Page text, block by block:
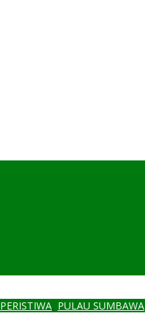
PERISTIWA, PULAU SUMBAWA